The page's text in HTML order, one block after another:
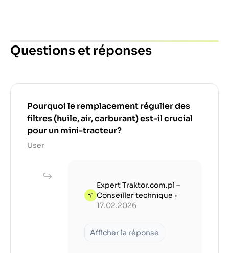
Questions et réponses
Pourquoi le remplacement régulier des
filtres (huile, air, carburant) est-il crucial
pour un mini-tracteur?
User
Expert Traktor.com.pl –
Conseiller technique •
17.02.2026
Afficher la réponse